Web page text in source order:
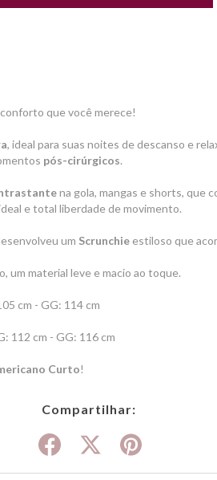
que você merece!
, ideal para suas noites de descanso e
pós-cirúrgicos.
na gola, mangas e shorts, que
e total liberdade de movimento.
um Scrunchieestiloso que
um material leve e macio ao toque.
cm - GG: 114 cm
112 cm - GG: 116 cm
Curto!
Compartilhar: